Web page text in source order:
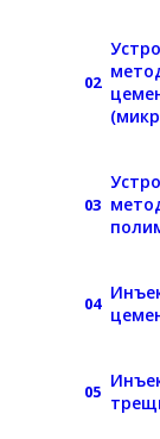
02
03
04
05